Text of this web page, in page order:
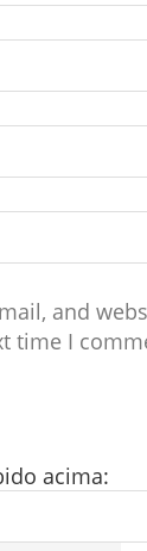
and
time I
acima: